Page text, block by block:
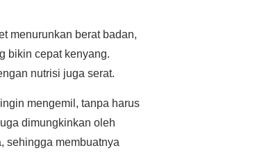
menurunkan berat badan,
bikin cepat kenyang.
nutrisi juga serat.
mengemil, tanpa harus
dimungkinkan oleh
sehingga membuatnya